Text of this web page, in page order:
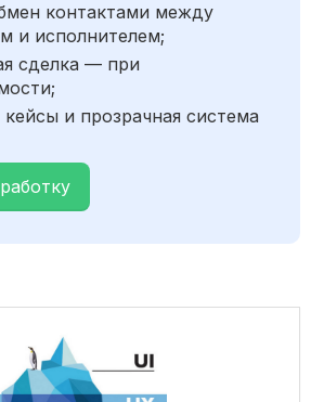
контактами между
и исполнителем;
сделка — при
кейсы и прозрачная система